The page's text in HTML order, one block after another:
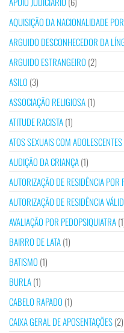
AQUISIÇÃO DA NACIONALIDADE
ARGUIDO DESCONHECEDOR DA
ARGUIDO ESTRANGEIRO (2)
ASILO (3)
ASSOCIAÇÃO RELIGIOSA(1)
ATITUDE RACISTA(1)
ATOS SEXUAIS COM ADOLESCENTES
AUDIÇÃO DA CRIANÇA(1)
AUTORIZAÇÃO DE RESIDÊNCIA
AUTORIZAÇÃO DE RESIDÊNCIA
AVALIAÇÃO POR PEDOPSIQUIATRA
BAIRRO DE LATA(1)
BATISMO (1)
BURLA(1)
CABELO RAPADO (1)
CAIXA GERAL DE APOSENTAÇÕES(2)